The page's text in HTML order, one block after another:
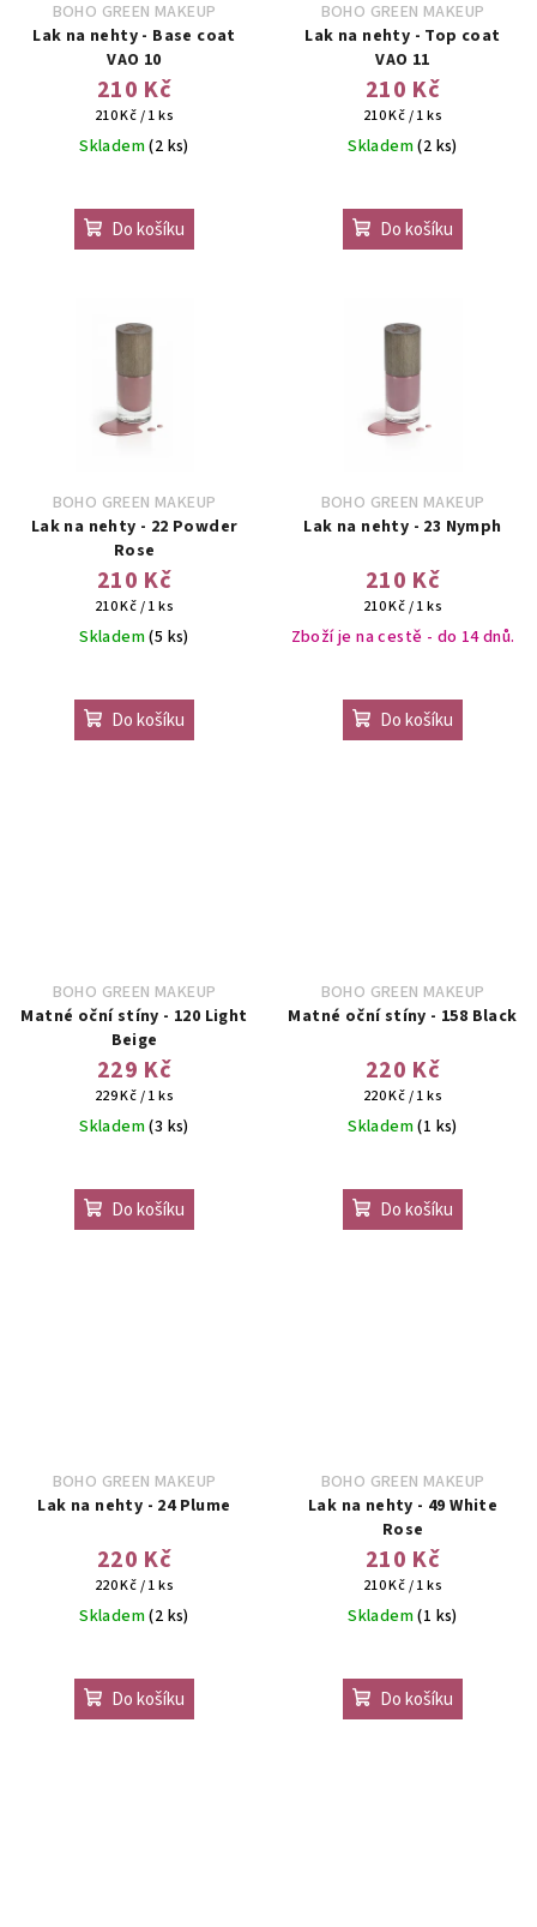
BOHO GREEN MAKEUP
Lak na nehty - Base coat
VAO 10
210 Kč
Měrná
cena:
210 Kč / 1 ks
Skladem(2 ks)
hodnocení
produktu
je
5
Do košíku
BOHO GREEN MAKEUP
Lak na nehty - Top coat
VAO 11
210 Kč
Měrná
cena:
210 Kč / 1 ks
Skladem(2 ks)
Do košíku
BOHO GREEN MAKEUP
Lak na nehty - 22 Powder
Rose
210 Kč
Měrná
cena:
210 Kč / 1 ks
Skladem(5 ks)
Do košíku
BOHO GREEN MAKEUP
Lak na nehty - 23 Nymph
210 Kč
Měrná
cena:
210 Kč / 1 ks
Zboží je na cestě - do 14 dnů.
Do košíku
BOHO GREEN MAKEUP
Matné oční stíny - 120 Light
Beige
229 Kč
Měrná
cena:
229 Kč / 1 ks
Skladem(3 ks)
Do košíku
BOHO GREEN MAKEUP
Matné oční stíny - 158 Black
220 Kč
Měrná
cena:
220 Kč / 1 ks
Skladem(1 ks)
hodnocení
produktu
je
Do košíku
BOHO GREEN MAKEUP
Lak na nehty - 24 Plume
220 Kč
Měrná
cena:
220 Kč / 1 ks
Skladem(2 ks)
hodnocení
produktu
je
Do košíku
BOHO GREEN MAKEUP
Lak na nehty - 49 White
Rose
210 Kč
Měrná
cena:
210 Kč / 1 ks
Skladem(1 ks)
Do košíku